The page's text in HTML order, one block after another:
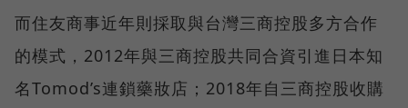
而住友商事近年則採取與台灣三商控股多方合作
的模式，2012年與三商控股共同合資引進日本知
名Tomod’s連鎖藥妝店；2018年自三商控股收購